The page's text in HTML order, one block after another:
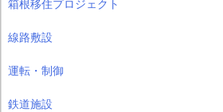
箱根移住プロジェクト
線路敷設
運転・制御
鉄道施設